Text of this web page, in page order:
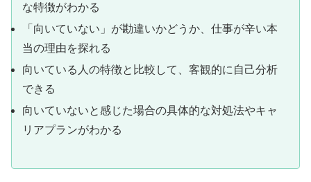
な特徴がわかる
「向いていない」が勘違いかどうか、仕事が辛い本
当の理由を探れる
向いている人の特徴と比較して、客観的に自己分析
できる
向いていないと感じた場合の具体的な対処法やキャ
リアプランがわかる